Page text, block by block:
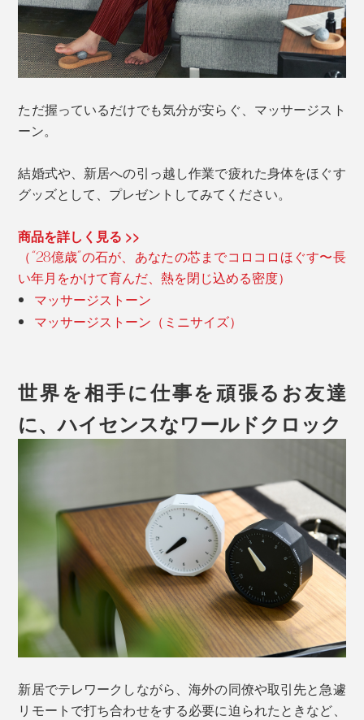
ただ握っているだけでも気分が安らぐ、マッサージスト
ーン。
結婚式や、新居への引っ越し作業で疲れた身体をほぐす
グッズとして、プレゼントしてみてください。
商品を詳しく見る >>
（“28億歳”の石が、あなたの芯までコロコロほぐす〜長
い年月をかけて育んだ、熱を閉じ込める密度）
マッサージストーン
マッサージストーン（ミニサイズ）
世界を相手に仕事を頑張るお友達
に、ハイセンスなワールドクロック
新居でテレワークしながら、海外の同僚や取引先と急遽
リモートで打ち合わせをする必要に迫られたときなど、